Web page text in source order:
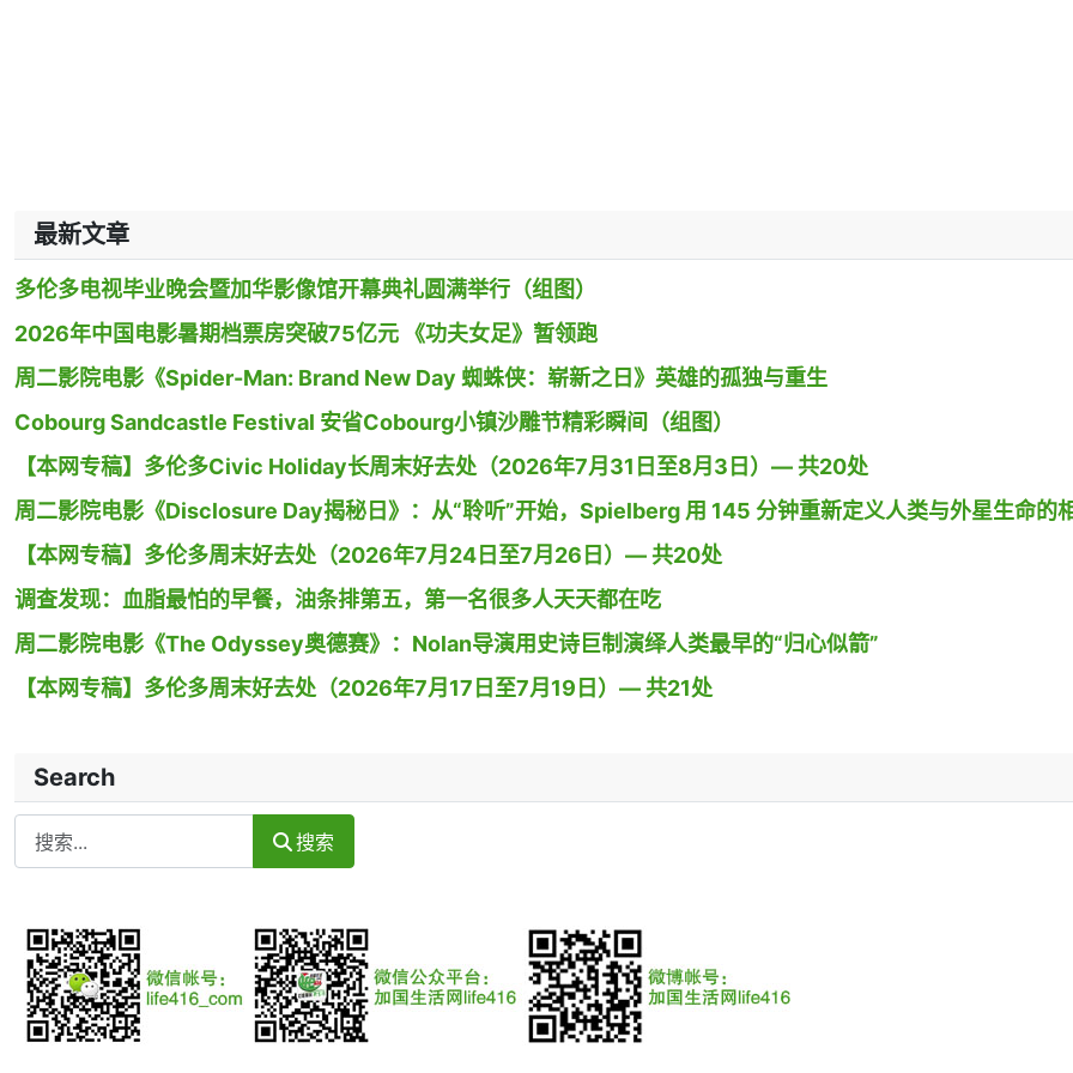
最新文章
多伦多电视毕业晚会暨加华影像馆开幕典礼圆满举行（组图）
2026年中国电影暑期档票房突破75亿元 《功夫女足》暂领跑
周二影院电影《Spider-Man: Brand New Day 蜘蛛侠：崭新之日》英雄的孤独与重生
Cobourg Sandcastle Festival 安省Cobourg小镇沙雕节精彩瞬间（组图）
【本网专稿】多伦多Civic Holiday长周末好去处（2026年7月31日至8月3日）— 共20处
周二影院电影《Disclosure Day揭秘日》：从“聆听”开始，Spielberg 用 145 分钟重新定义人类与外星生命的
【本网专稿】多伦多周末好去处（2026年7月24日至7月26日）— 共20处
调查发现：血脂最怕的早餐，油条排第五，第一名很多人天天都在吃
周二影院电影《The Odyssey奥德赛》：Nolan导演用史诗巨制演绎人类最早的“归心似箭”
【本网专稿】多伦多周末好去处（2026年7月17日至7月19日）— 共21处
Search
Search
搜索